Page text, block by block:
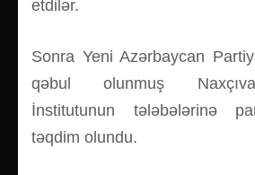
etdilər.
Sonra Yeni Azərbaycan
qəbul olunmuş
İnstitutunun tələbələrinə
təqdim olundu.